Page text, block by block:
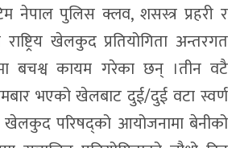
नेपाल पुलिस क्लव, शसस्त्र प्रहरी र
खेलकुद प्रतियोगिता अन्तरगत
बचश्व कायम गरेका छन् ।तीन वटै
भएको खेलबाट दुई/दुई वटा स्वर्ण
खेलकुद परिषद्को आयोजनामा बेनीको